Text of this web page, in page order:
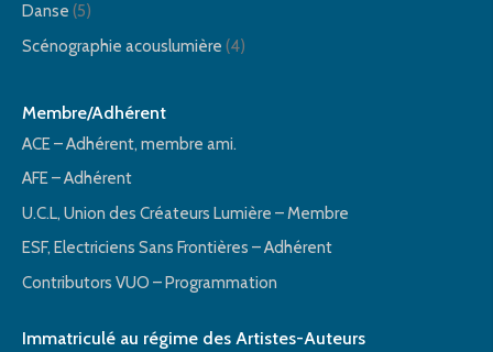
Danse (5)
Scénographie acouslumière (4)
Membre/Adhérent
ACE – Adhérent, membre ami.
AFE – Adhérent
U.C.L, Union des Créateurs Lumière – Membre
ESF, Electriciens Sans Frontières – Adhérent
Contributors VUO – Programmation
Immatriculé au régime des Artistes-Auteurs